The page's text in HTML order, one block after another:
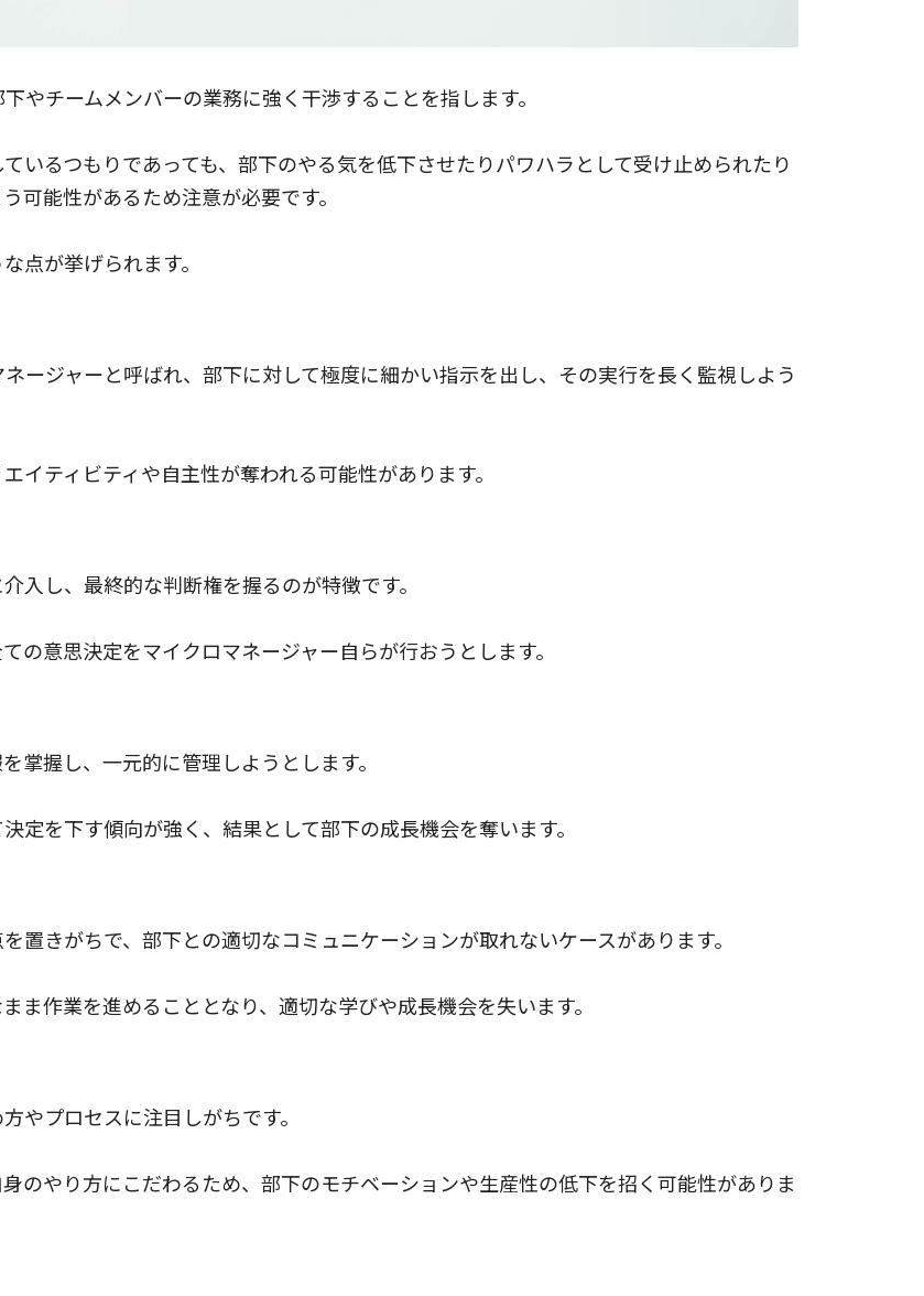
やチームメンバーの業務に強く干渉することを指します。
いるつもりであっても、部下のやる気を低下させたりパワハラとして受け止められたり
可能性があるため注意が必要です。
点が挙げられます。
ージャーと呼ばれ、部下に対して極度に細かい指示を出し、その実行を長く監視しよう
イティビティや自主性が奪われる可能性があります。
入し、最終的な判断権を握るのが特徴です。
の意思決定をマイクロマネージャー自らが行おうとします。
掌握し、一元的に管理しようとします。
定を下す傾向が強く、結果として部下の成長機会を奪います。
置きがちで、部下との適切なコミュニケーションが取れないケースがあります。
ま作業を進めることとなり、適切な学びや成長機会を失います。
やプロセスに注目しがちです。
のやり方にこだわるため、部下のモチベーションや生産性の低下を招く可能性がありま